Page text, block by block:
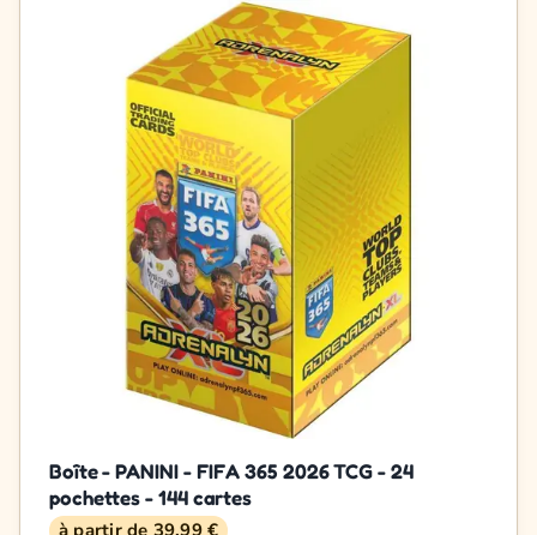
Boîte - PANINI - FIFA 365 2026 TCG - 24
pochettes - 144 cartes
à partir de 39,99 €